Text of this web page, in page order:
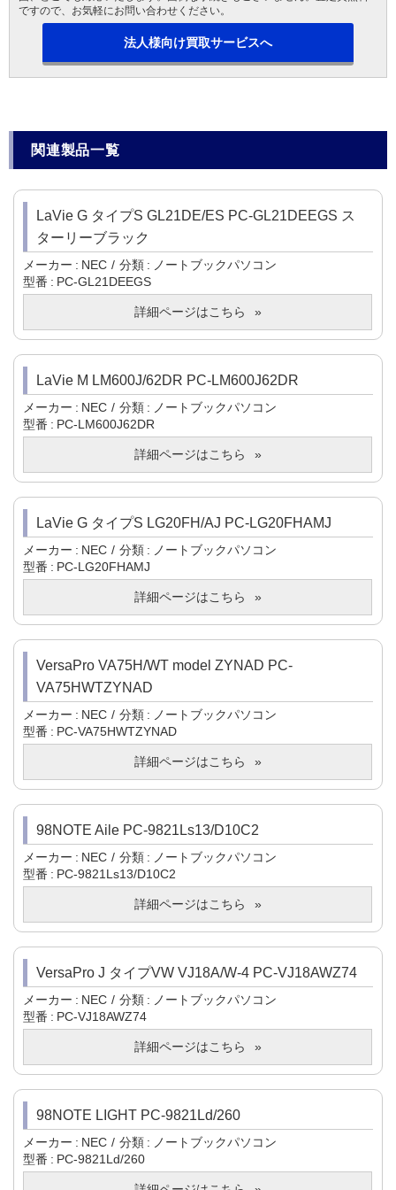
ですので、お気軽にお問い合わせください。
法人様向け買取サービスへ
関連製品一覧
LaVie G タイプS GL21DE/ES PC-GL21DEEGS ス
ターリーブラック
メーカー NEC 分類
ノートブックパソコン
型番
PC-GL21DEEGS
詳細ページはこちら
LaVie M LM600J/62DR PC-LM600J62DR
メーカー NEC 分類
ノートブックパソコン
型番
PC-LM600J62DR
詳細ページはこちら
LaVie G タイプS LG20FH/AJ PC-LG20FHAMJ
メーカー NEC 分類
ノートブックパソコン
型番
PC-LG20FHAMJ
詳細ページはこちら
VersaPro VA75H/WT model ZYNAD PC-
VA75HWTZYNAD
メーカー NEC 分類
ノートブックパソコン
型番
PC-VA75HWTZYNAD
詳細ページはこちら
98NOTE Aile PC-9821Ls13/D10C2
メーカー NEC 分類
ノートブックパソコン
型番
PC-9821Ls13/D10C2
詳細ページはこちら
VersaPro J タイプVW VJ18A/W-4 PC-VJ18AWZ74
メーカー NEC 分類
ノートブックパソコン
型番
PC-VJ18AWZ74
詳細ページはこちら
98NOTE LIGHT PC-9821Ld/260
メーカー NEC 分類
ノートブックパソコン
型番
PC-9821Ld/260